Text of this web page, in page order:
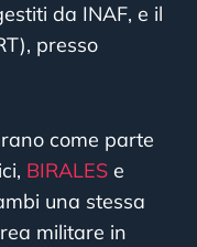
da INAF, e il
presso
come parte
BIRALES e
una stessa
militare in